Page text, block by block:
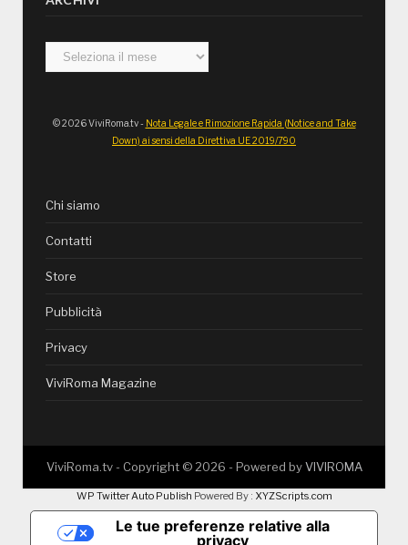
Archivi
© 2026 ViviRoma.tv - Nota Legale e Rimozione Rapida (Notice and Take
Down) ai sensi della Direttiva UE 2019/790
Chi siamo
Contatti
Store
Pubblicità
Privacy
ViviRoma Magazine
ViviRoma.tv - Copyright ©2026 - Powered byVIVIROMA
WP Twitter Auto Publish Powered By : XYZScripts.com
Le tue preferenze relative alla
privacy